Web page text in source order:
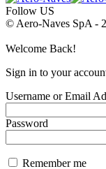
Follow US
© Aero-Naves SpA -
Welcome Back!
Sign in to your
Username or Email
Password
Remember me